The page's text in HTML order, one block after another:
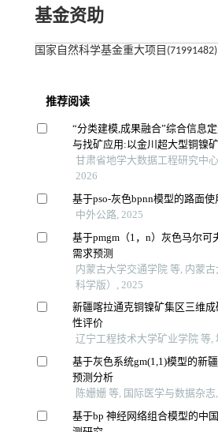
基金资助
国家自然科学基金重大项目(71991482)